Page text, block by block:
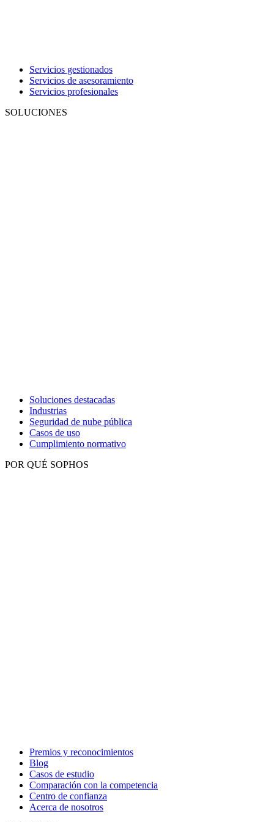
Servicios gestionados
Servicios de asesoramiento
Servicios profesionales
SOLUCIONES
Soluciones destacadas
Industrias
Seguridad de nube pública
Casos de uso
Cumplimiento normativo
POR QUÉ SOPHOS
Premios y reconocimientos
Blog
Casos de estudio
Comparación con la competencia
Centro de confianza
Acerca de nosotros